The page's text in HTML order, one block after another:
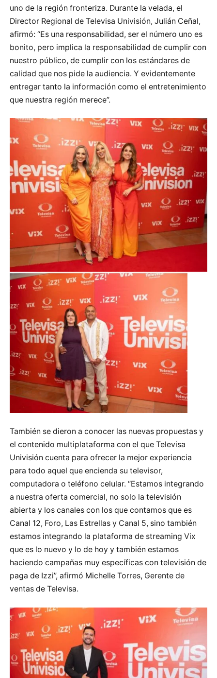
uno de la región fronteriza. Durante la velada, el
Director Regional de Televisa Univisión, Julián Ceñal,
afirmó: “Es una responsabilidad, ser el número uno es
bonito, pero implica la responsabilidad de cumplir con
nuestro público, de cumplir con los estándares de
calidad que nos pide la audiencia. Y evidentemente
entregar tanto la información como el entretenimiento
que nuestra región merece”.
También se dieron a conocer las nuevas propuestas y
el contenido multiplataforma con el que Televisa
Univisión cuenta para ofrecer la mejor experiencia
para todo aquel que encienda su televisor,
computadora o teléfono celular. “Estamos integrando
a nuestra oferta comercial, no solo la televisión
abierta y los canales con los que contamos que es
Canal 12, Foro, Las Estrellas y Canal 5, sino también
estamos integrando la plataforma de streaming Vix
que es lo nuevo y lo de hoy y también estamos
haciendo campañas muy específicas con televisión de
paga de Izzi”, afirmó Michelle Torres, Gerente de
ventas de Televisa.